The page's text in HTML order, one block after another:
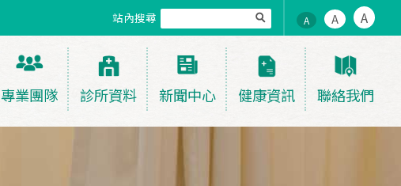
站內搜尋 A A A
專業團隊 診所資料 新聞中心 健康資訊 聯絡我們